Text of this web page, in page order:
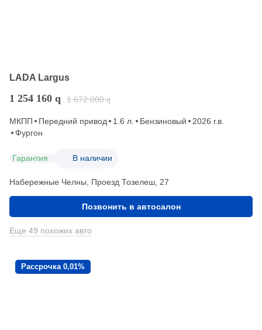
LADA Largus
1 254 160 q 1 672 000 q
МКПП Передний привод 1.6 л. Бензиновый
2026 г.в.
Фургон
Гарантия В наличии
Набережные Челны, Проезд ​Тозелеш, 27
Позвонить в автосалон
Еще 49 похожих авто
Рассрочка 0,01%